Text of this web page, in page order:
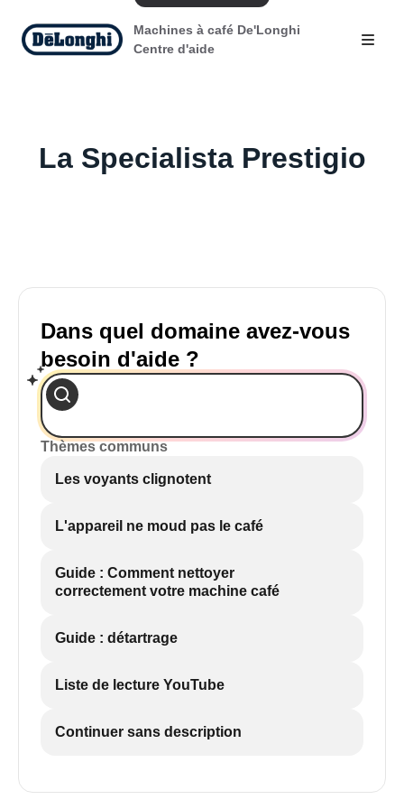
Machines à café De'Longhi
Centre d'aide
La Specialista Prestigio
Dans quel domaine avez-vous
besoin d'aide ?
Thèmes communs
Les voyants clignotent
L'appareil ne moud pas le café
Guide : Comment nettoyer
correctement votre machine café
Guide : détartrage
Liste de lecture YouTube
Continuer sans description